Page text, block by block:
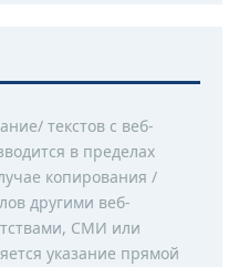
текстов с веб-
в пределах
копирования /
другими веб-
СМИ или
указание прямой